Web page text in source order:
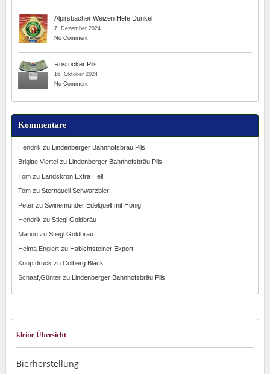
Alpirsbacher Weizen Hefe Dunkel
7. Dezember 2024
No Comment
Rostocker Pils
16. Oktober 2024
No Comment
Kommentare
Hendrik zu
Lindenberger Bahnhofsbräu Pils
Brigitte Viertel zu
Lindenberger Bahnhofsbräu Pils
Tomzu
Landskron Extra Hell
Tomzu Sternquell Schwarzbier
Peterzu Swinemünder Edelquell mit Honig
Hendrik zu Stiegl Goldbräu
Marionzu Stiegl Goldbräu
Helma Englertzu Habichtsteiner Export
Knopfdruck zu Colberg Black
Schaaf,Günterzu Lindenberger Bahnhofsbräu Pils
kleine Übersicht
Bierherstellung